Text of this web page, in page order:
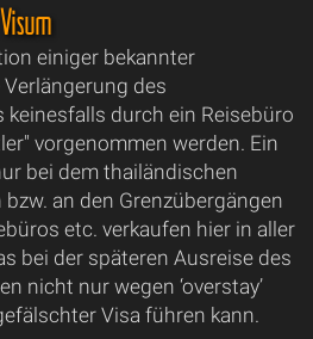
einiger bekannter
des
durch ein Reisebüro
vorgenommen werden. Ein
bei dem thailändischen
an den Grenzübergängen
etc. verkaufen hier in aller
bei der späteren Ausreise des
nicht nur wegen ‘overstay’
Visa führen kann.